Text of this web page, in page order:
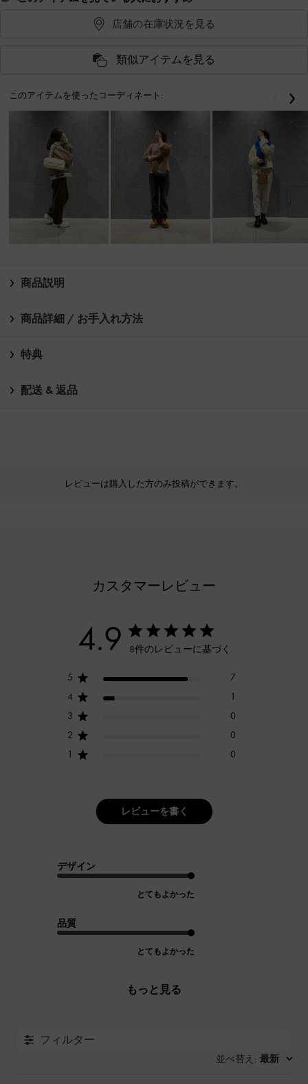
店舗の在庫状況を見る
類似アイテムを見る
このアイテムを使ったコーディネート: 戻る
商品説明
商品詳細 / お手入れ方法
特典
配送 & 返品
レビューは購入した方のみ投稿ができます。
カスタマーレビュー
4.9 8件のレビューに基づく
5
7
4
1
3
0
2
0
1
0
レビューを書く
デザイン
とてもよかった
品質
とてもよかった
もっと見る
フィルター
並べ替え : 最新